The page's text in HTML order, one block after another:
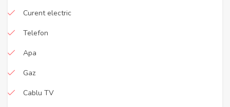
Curent electric
Telefon
Apa
Gaz
Cablu TV